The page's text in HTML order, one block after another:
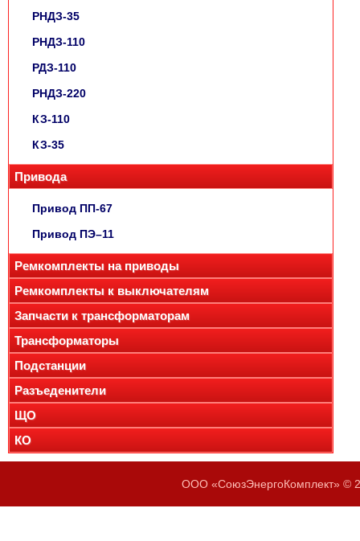
РНДЗ-35
РНДЗ-110
РДЗ-110
РНДЗ-220
КЗ-110
КЗ-35
Привода
Привод ПП-67
Привод ПЭ–11
Ремкомплекты на приводы
Ремкомплекты к выключателям
Запчасти к трансформаторам
Трансформаторы
Подстанции
Разъеденители
ЩО
КО
ООО «СоюзЭнергоКомплект» ©